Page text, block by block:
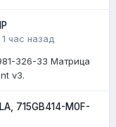
1 час назад
326-33 Матрица
v3.
715GB414-M0F-